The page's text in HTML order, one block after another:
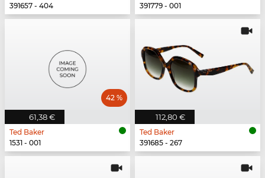
391657 - 404
391779 - 001
61,38 €
42 %
Ted Baker
1531 - 001
112,80 €
Ted Baker
391685 - 267